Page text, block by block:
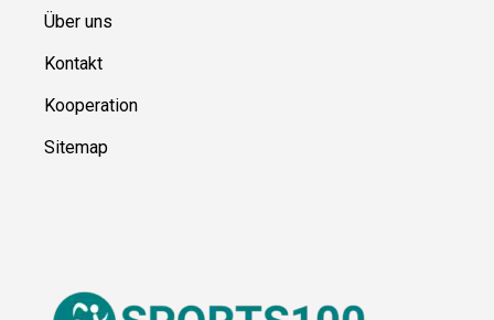
Ressource
Über uns
Kontakt